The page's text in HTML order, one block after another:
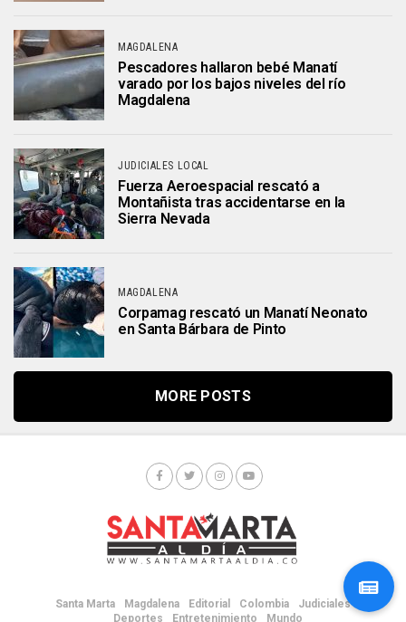
MAGDALENA
Pescadores hallaron bebé Manatí
varado por los bajos niveles del río
Magdalena
JUDICIALES LOCAL
Fuerza Aeroespacial rescató a
Montañista tras accidentarse en la
Sierra Nevada
MAGDALENA
Corpamag rescató un Manatí Neonato
en Santa Bárbara de Pinto
MORE POSTS
Santa Marta Magdalena Editorial Colombia
Judiciales
Deportes
Entretenimiento Mundo